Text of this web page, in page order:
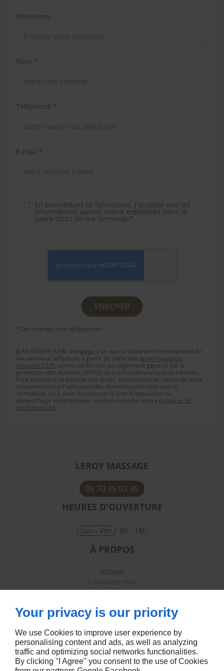
Précisions
Nom *
Téléphone *
E-mail *
En soumettant ce formulaire, j'accepte que les
informations saisies soient exploitées dans le
cadre strict de ma demande*
*Ces champs sont obligatoires
JEAN JOSEPH SARL s'engage à ce que la collecte et le traitement de
vos données, effectués à partir de notre site leroy-massage-
itinerant-13.fr, soient conformes au règlement général sur la
protection des données (RGPD) et à la loi Informatique et Libertés.
Pour connaître et exercer vos droits, notamment de retrait de votre
consentement à l'utilisation des données collectées par ce
formulaire, ou à vous inscrire sur la liste d'opposition au
démarchage téléphonique, veuillez consulter notre politique de
confidentialité
LEROY MASSAGE
09 70 35 93 45
HEURES D'OUVERTURE
Lun - Ven 9h - 18h
À PROPOS
Accueil
Contactez-moi
Mentions légales
SUIVEZ-MOI
Your privacy is our priority
We use Cookies to improve user experience by
personalising content and ads, as well as analyzing
traffic and optimizing social networks functionalities.
By clicking "I Agree" you consent to the use of Cookies